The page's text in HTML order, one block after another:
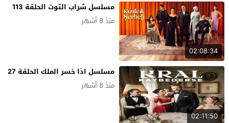
02:08:34
مسلسل شراب التوت الحلقة 113
منذ 8 أشهر
02:11:50
مسلسل اذا خسر الملك الحلقة 27
منذ 8 أشهر